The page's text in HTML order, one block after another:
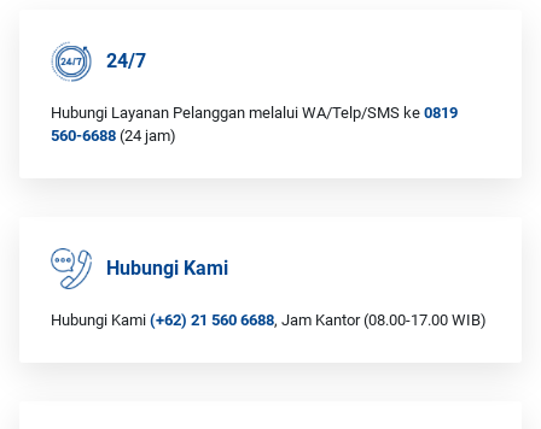
24/7
Hubungi Layanan Pelanggan melalui WA/Telp/SMS ke 0819
560-6688 (24 jam)
Hubungi Kami
Hubungi Kami (+62) 21 560 6688, Jam Kantor (08.00-17.00 WIB)